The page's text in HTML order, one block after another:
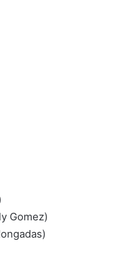
Gomez)